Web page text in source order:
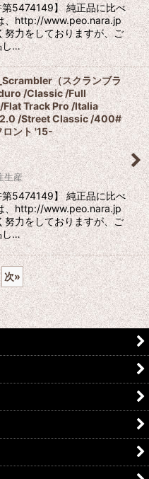
5474149】 純正品に比べ
、http://www.peo.nara.jp
努力をしておりますが、ご
し…
（スクランブラ
/Classic /Full
Track Pro /Italia
/Street Classic /400#
ント '15-
生産
5474149】 純正品に比べ
、http://www.peo.nara.jp
努力をしておりますが、ご
し…
次»